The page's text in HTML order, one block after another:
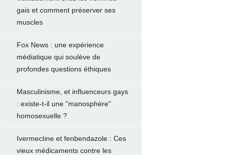
gais et comment préserver ses
muscles
Fox News : une expérience
médiatique qui soulève de
profondes questions éthiques
Masculinisme, et influenceurs gays
: existe-t-il une "manosphère"
homosexuelle ?
Ivermectine et fenbendazole : Ces
vieux médicaments contre les